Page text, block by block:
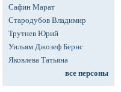
Сафин Марат
Стародубов Владимир
Трутнев Юрий
Уильям Джозеф Бернс
Яковлева Татьяна
все персоны